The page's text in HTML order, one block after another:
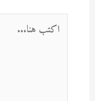
اكتب
هنا...